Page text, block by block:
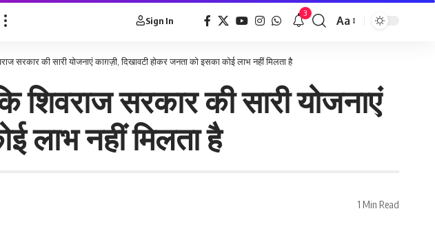
Sign In
3
Aa
सरकार की सारी योजनाएं काग़ज़ी, दिखावटी होकर जनता को इसका कोई लाभ नहीं मिलता है
सरकार की सारी योजनाएं
लाभ नहीं मिलता है
1 Min Read